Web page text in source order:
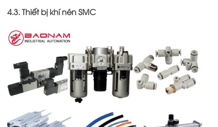
4.3. Thiết bị khí nén SMC